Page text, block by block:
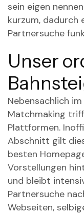
sein eigen
kurzum, dadurch
Partnersuche
Unser
Nebensachlich
Matchmaking
Plattformen.
Abschnitt gilt
besten
Vorstellungen
und bleibt
Partnersuche
Webseiten,